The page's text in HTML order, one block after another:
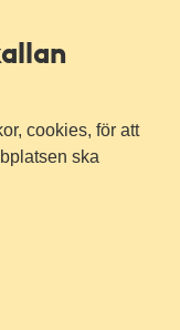
cookies, för att
ska